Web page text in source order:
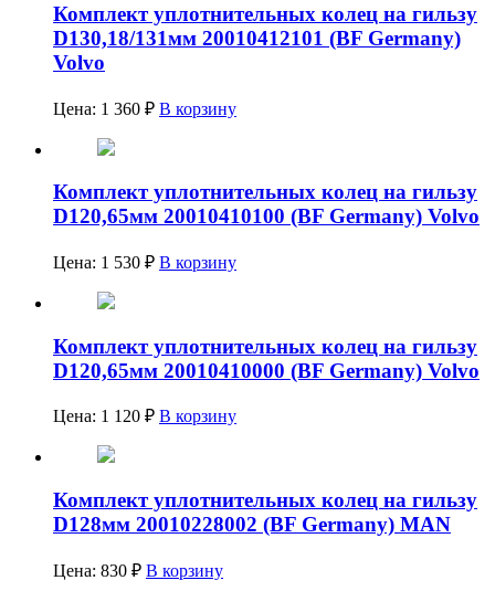
Комплект уплотнительных колец на гильзу
D130,18/131мм 20010412101 (BF Germany)
Volvo
Цена: 1 360 ₽ В корзину
Комплект уплотнительных колец на гильзу
D120,65мм 20010410100 (BF Germany) Volvo
Цена: 1 530 ₽ В корзину
Комплект уплотнительных колец на гильзу
D120,65мм 20010410000 (BF Germany) Volvo
Цена: 1 120 ₽ В корзину
Комплект уплотнительных колец на гильзу
D128мм 20010228002 (BF Germany) MAN
Цена: 830 ₽ В корзину